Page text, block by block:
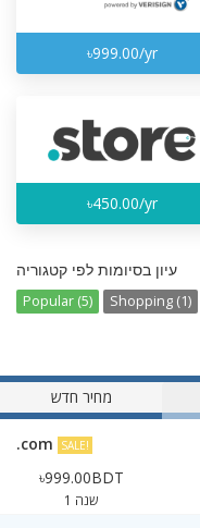
৳999.00/yr
৳450.00/yr
עיון בסיומות לפי קטגוריה
Popular (5) Shopping (1)
מחיר חדש
.com SALE!
৳999.00BDT
1 שנה